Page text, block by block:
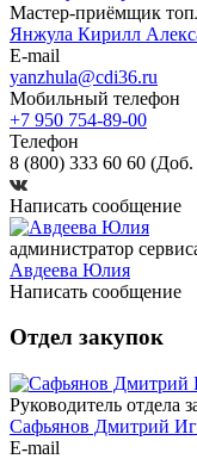
Мастер-приёмщик
Янжула Кирилл
E-mail
yanzhula@cdi36.ru
Мобильный телефон
+7 950 754-89-00
Телефон
8 (800) 333 60 60 (Доб.
Написать сообщение
администратор
Авдеева Юлия
Написать сообщение
Отдел закупок
Руководитель отдела
Сафьянов Дмитрий
E-mail